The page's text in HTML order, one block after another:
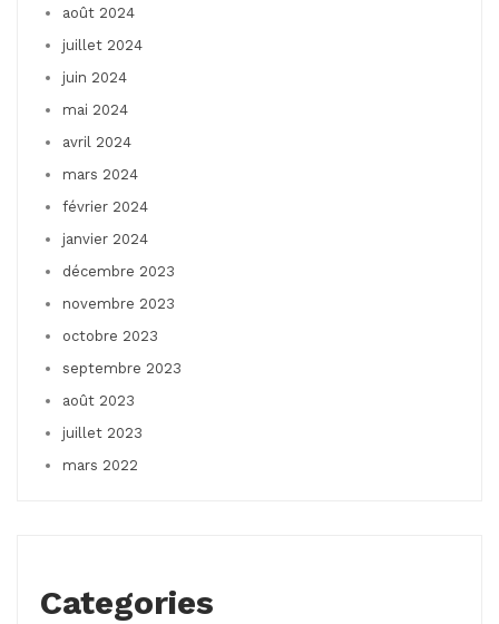
août 2024
juillet 2024
juin 2024
mai 2024
avril 2024
mars 2024
février 2024
janvier 2024
décembre 2023
novembre 2023
octobre 2023
septembre 2023
août 2023
juillet 2023
mars 2022
Categories